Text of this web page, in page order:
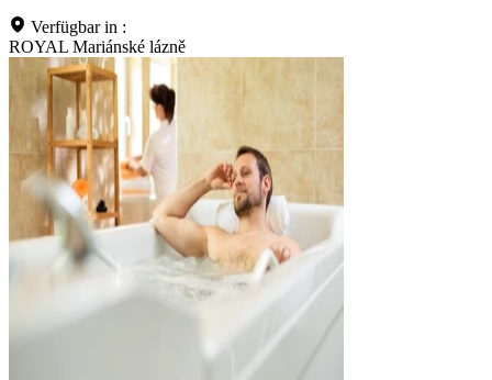
Verfügbar in :
ROYAL Mariánské lázně